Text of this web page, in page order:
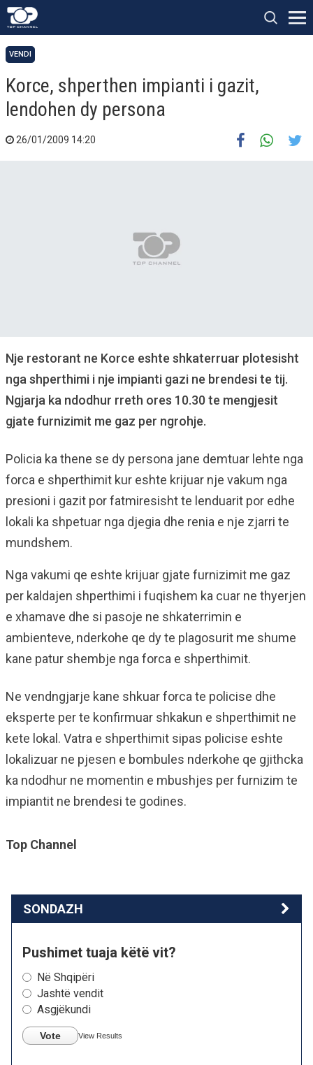
VENDI
Korce, shperthen impianti i gazit,
lendohen dy persona
26/01/2009 14:20
Nje restorant ne Korce eshte shkaterruar plotesisht
nga shperthimi i nje impianti gazi ne brendesi te tij.
Ngjarja ka ndodhur rreth ores 10.30 te mengjesit
gjate furnizimit me gaz per ngrohje.
Policia ka thene se dy persona jane demtuar lehte nga
forca e shperthimit kur eshte krijuar nje vakum nga
presioni i gazit por fatmiresisht te lenduarit por edhe
lokali ka shpetuar nga djegia dhe renia e nje zjarri te
mundshem.
Nga vakumi qe eshte krijuar gjate furnizimit me gaz
per kaldajen shperthimi i fuqishem ka cuar ne thyerjen
e xhamave dhe si pasoje ne shkaterrimin e
ambienteve, nderkohe qe dy te plagosurit me shume
kane patur shembje nga forca e shperthimit.
Ne vendngjarje kane shkuar forca te policise dhe
eksperte per te konfirmuar shkakun e shperthimit ne
kete lokal. Vatra e shperthimit sipas policise eshte
lokalizuar ne pjesen e bombules nderkohe qe gjithcka
ka ndodhur ne momentin e mbushjes per furnizim te
impiantit ne brendesi te godines.
Top Channel
SONDAZH
Pushimet tuaja këtë vit?
Në Shqipëri
Jashtë vendit
Asgjëkundi
Vote View Results